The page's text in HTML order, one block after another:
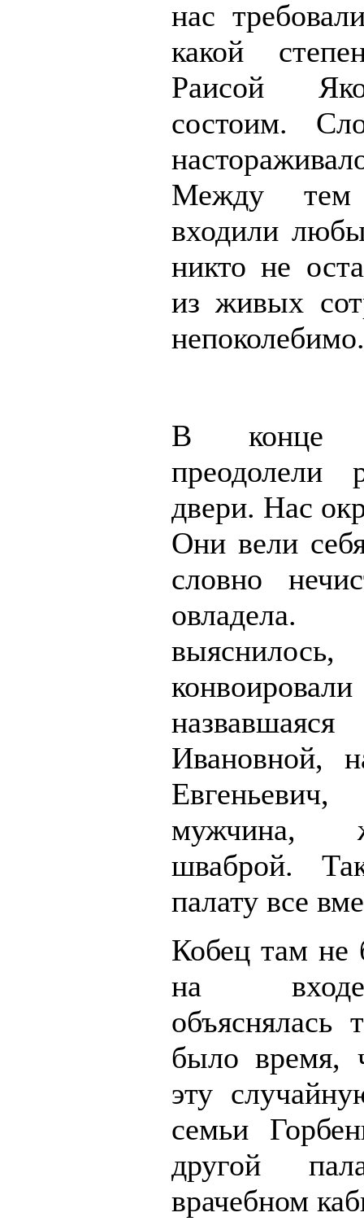
нас
какой
Раисой
состоим.
Между
входили
никто не
из живых
непоколебимо.
В конце
преодолели
двери. Нас
Они вели
словно
Ивановной,
мужчина,
шваброй.
палату все
Кобец там не
на
было время,
эту
семьи
другой
врачебном